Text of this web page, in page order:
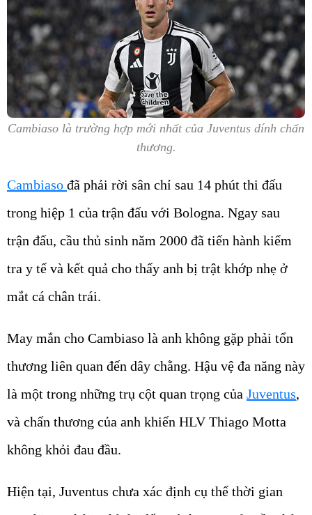
Cambiaso là trường hợp mới nhất của Juventus dính chấn
thương.
Cambiaso đã phải rời sân chỉ sau 14 phút thi đấu
trong hiệp 1 của trận đấu với Bologna. Ngay sau
trận đấu, cầu thủ sinh năm 2000 đã tiến hành kiểm
tra y tế và kết quả cho thấy anh bị trật khớp nhẹ ở
mắt cá chân trái.
May mắn cho Cambiaso là anh không gặp phải tổn
thương liên quan đến dây chằng. Hậu vệ đa năng này
là một trong những trụ cột quan trọng của Juventus,
và chấn thương của anh khiến HLV Thiago Motta
không khỏi đau đầu.
Hiện tại, Juventus chưa xác định cụ thể thời gian